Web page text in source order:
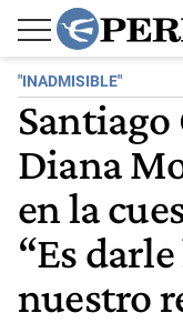
"INADMISIBLE"
Santiago
Diana
en la
“Es
nuestro